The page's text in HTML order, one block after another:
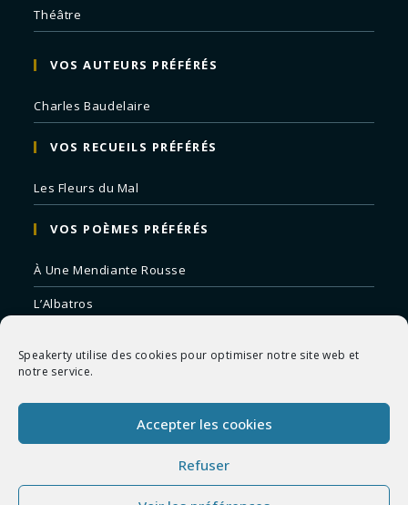
Speakerty utilise des cookies pour optimiser notre site web et
notre service.
Accepter les cookies
Refuser
Théâtre
VOS AUTEURS PRÉFÉRÉS
Charles Baudelaire
VOS RECUEILS PRÉFÉRÉS
Les Fleurs du Mal
VOS POÈMES PRÉFÉRÉS
À Une Mendiante Rousse
L’Albatros
Remords Posthume
La Mort des Artistes